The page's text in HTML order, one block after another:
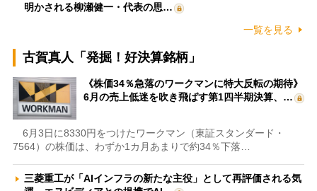
明かされる柳瀬健一・代表の思…
一覧を見る
古賀真人「発掘！好決算銘柄」
《株価34％急落のワークマンに特大反転の期待》
6月の売上低迷を吹き飛ばす第1四半期決算、…
6月3日に8330円をつけたワークマン（東証スタンダード・
7564）の株価は、わずか1カ月あまりで約34％下落…
三菱重工が「AIインフラの新たな主役」として再評価される気